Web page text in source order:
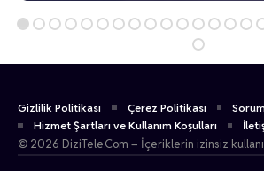
Gizlilik Politikası Çerez Politikası
Hizmet Şartları ve Kullanım Koşulları
© 2026 DiziTele.Com – İçeriklerin izinsiz